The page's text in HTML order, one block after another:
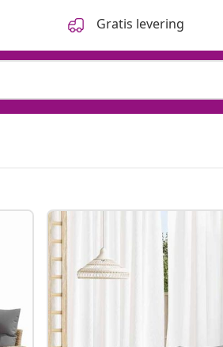
Gratis levering